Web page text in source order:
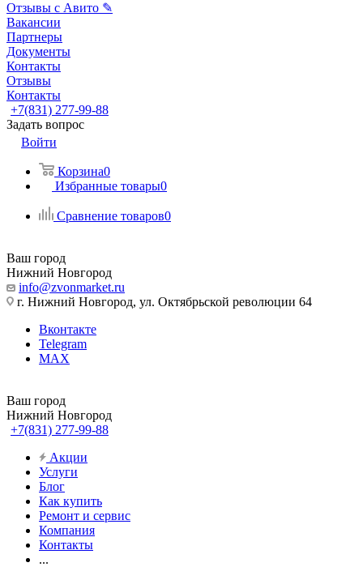
Отзывы с Авито ✎
Вакансии
Партнеры
Документы
Контакты
Отзывы
Контакты
+7(831) 277-99-88
Задать вопрос
Войти
Корзина0
Избранные товары0
Сравнение товаров0
Ваш город
Нижний Новгород
info@zvonmarket.ru
г. Нижний Новгород, ул. Октябрьской революции 64
Вконтакте
Telegram
MAX
Ваш город
Нижний Новгород
+7(831) 277-99-88
Акции
Услуги
Блог
Как купить
Ремонт и сервис
Компания
Контакты
...